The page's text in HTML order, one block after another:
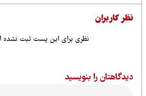
کاربران
نظری برای این پست ثبت نشده است.
را بنویسید